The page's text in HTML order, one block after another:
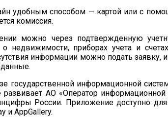
удобным способом — картой или с
комиссия.
можно через подтвержденную
недвижимости, приборах учета и
информации можно подать заявку,
данные.
государственной информационной
АО «Оператор информационной
России. Приложение доступно для
и AppGallery.